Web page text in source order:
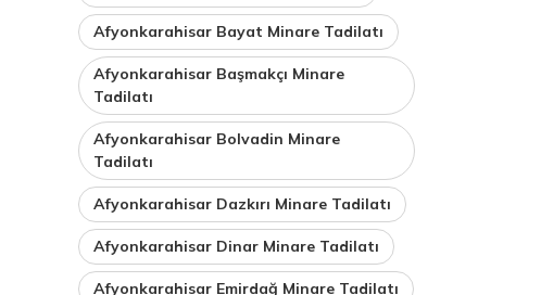
Afyonkarahisar Bayat Minare Tadilatı
Afyonkarahisar Başmakçı Minare
Tadilatı
Afyonkarahisar Bolvadin Minare
Tadilatı
Afyonkarahisar Dazkırı Minare Tadilatı
Afyonkarahisar Dinar Minare Tadilatı
Afyonkarahisar Emirdağ Minare Tadilatı